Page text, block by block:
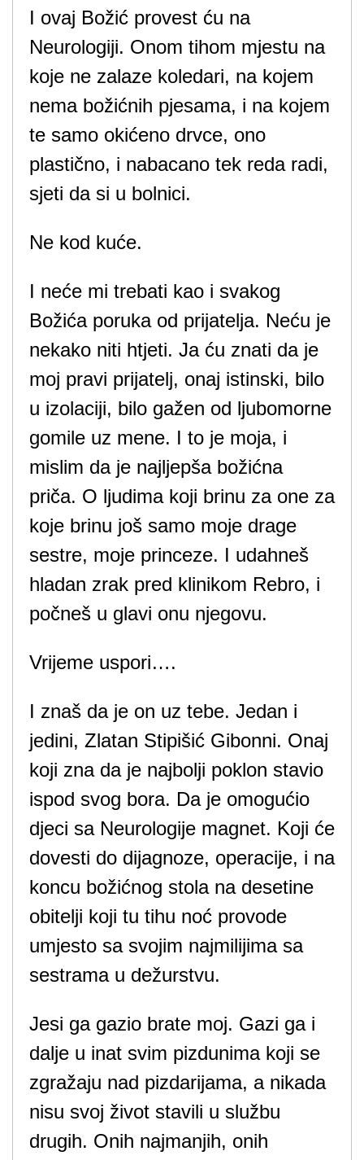
I ovaj Božić provest ću na
Neurologiji. Onom tihom mjestu na
koje ne zalaze koledari, na kojem
nema božićnih pjesama, i na kojem
te samo okićeno drvce, ono
plastično, i nabacano tek reda radi,
sjeti da si u bolnici.
Ne kod kuće.
I neće mi trebati kao i svakog
Božića poruka od prijatelja. Neću je
nekako niti htjeti. Ja ću znati da je
moj pravi prijatelj, onaj istinski, bilo
u izolaciji, bilo gažen od ljubomorne
gomile uz mene. I to je moja, i
mislim da je najljepša božićna
priča. O ljudima koji brinu za one za
koje brinu još samo moje drage
sestre, moje princeze. I udahneš
hladan zrak pred klinikom Rebro, i
počneš u glavi onu njegovu.
Vrijeme uspori….
I znaš da je on uz tebe. Jedan i
jedini, Zlatan Stipišić Gibonni. Onaj
koji zna da je najbolji poklon stavio
ispod svog bora. Da je omogućio
djeci sa Neurologije magnet. Koji će
dovesti do dijagnoze, operacije, i na
koncu božićnog stola na desetine
obitelji koji tu tihu noć provode
umjesto sa svojim najmilijima sa
sestrama u dežurstvu.
Jesi ga gazio brate moj. Gazi ga i
dalje u inat svim pizdunima koji se
zgražaju nad pizdarijama, a nikada
nisu svoj život stavili u službu
drugih. Onih najmanjih, onih